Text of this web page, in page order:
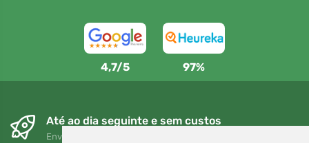
4,7/5 97%
Até ao dia seguinte e sem custos
Envio gratuito para encomendas superiores a 80 EUR